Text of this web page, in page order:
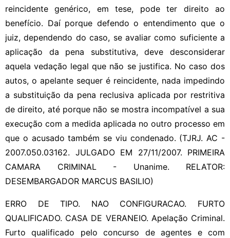
reincidente genérico, em tese, pode ter direito ao
benefício. Daí porque defendo o entendimento que o
juiz, dependendo do caso, se avaliar como suficiente a
aplicação da pena substitutiva, deve desconsiderar
aquela vedação legal que não se justifica. No caso dos
autos, o apelante sequer é reincidente, nada impedindo
a substituição da pena reclusiva aplicada por restritiva
de direito, até porque não se mostra incompatível a sua
execução com a medida aplicada no outro processo em
que o acusado também se viu condenado. (TJRJ. AC -
2007.050.03162. JULGADO EM 27/11/2007. PRIMEIRA
CAMARA CRIMINAL - Unanime. RELATOR:
DESEMBARGADOR MARCUS BASILIO)
ERRO DE TIPO. NAO CONFIGURACAO. FURTO
QUALIFICADO. CASA DE VERANEIO. Apelação Criminal.
Furto qualificado pelo concurso de agentes e com